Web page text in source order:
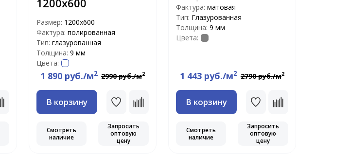
Размер: 1200x600
Фактура: полированная
Тип: глазурованная
Толщина: 9 мм
Цвета:
1 890 руб./м2 2990 руб./м2
В корзину
Смотреть
наличие
Запросить
оптовую
цену
Фактура: матовая
Тип: Глазурованная
Толщина: 9 мм
Цвета:
1 443 руб./м2 2790 руб./м2
В корзину
Смотреть
наличие
Запросить
оптовую
цену